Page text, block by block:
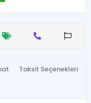
Taksit Seçenekleri